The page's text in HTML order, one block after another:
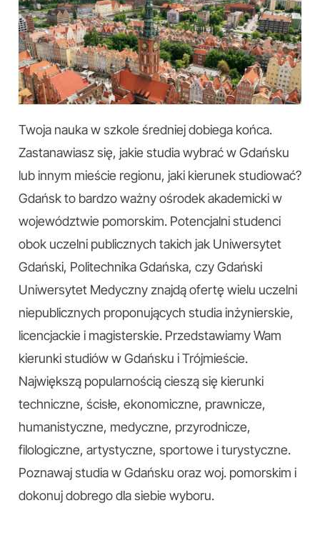
Twoja nauka w szkole średniej dobiega końca.
Zastanawiasz się, jakie studia wybrać w Gdańsku
lub innym mieście regionu, jaki kierunek studiować?
Gdańsk to bardzo ważny ośrodek akademicki w
województwie pomorskim. Potencjalni studenci
obok uczelni publicznych takich jak Uniwersytet
Gdański, Politechnika Gdańska, czy Gdański
Uniwersytet Medyczny znajdą ofertę wielu uczelni
niepublicznych proponujących studia inżynierskie,
licencjackie i magisterskie. Przedstawiamy Wam
kierunki studiów w Gdańsku i Trójmieście.
Największą popularnością cieszą się kierunki
techniczne, ścisłe, ekonomiczne, prawnicze,
humanistyczne, medyczne, przyrodnicze,
filologiczne, artystyczne, sportowe i turystyczne.
Poznawaj studia w Gdańsku oraz woj. pomorskim i
dokonuj dobrego dla siebie wyboru.